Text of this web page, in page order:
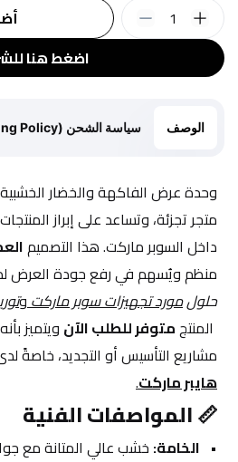
اضغط هنا
1
الوصف سياسة الشحن (Shipping Policy)
داخل السوبر ماركت. هذا التصميم
منظم ويُسهم في رفع جودة العرض
حلول مورد تجهيزات سوبر ماركت و
متوفر للطلب الآن
مشاريع التأسيس أو التجديد، خاصةً
هايبر ماركت.
📏 المواصفات الفنية
الخامة: خشب عالي المتانة مع